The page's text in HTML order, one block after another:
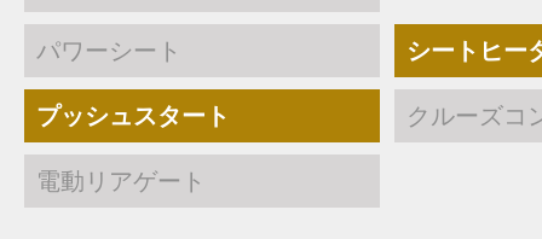
パワーシート シートヒー
プッシュスタート クルーズコ
電動リアゲート